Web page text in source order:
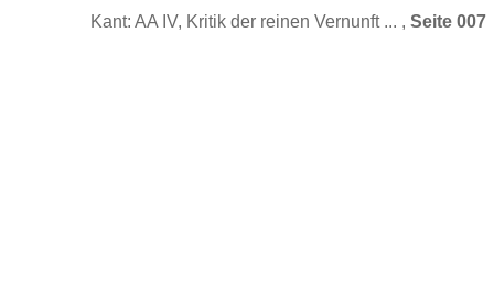
Kant: AA IV, Kritik der reinen Vernunft ... , Seite 007